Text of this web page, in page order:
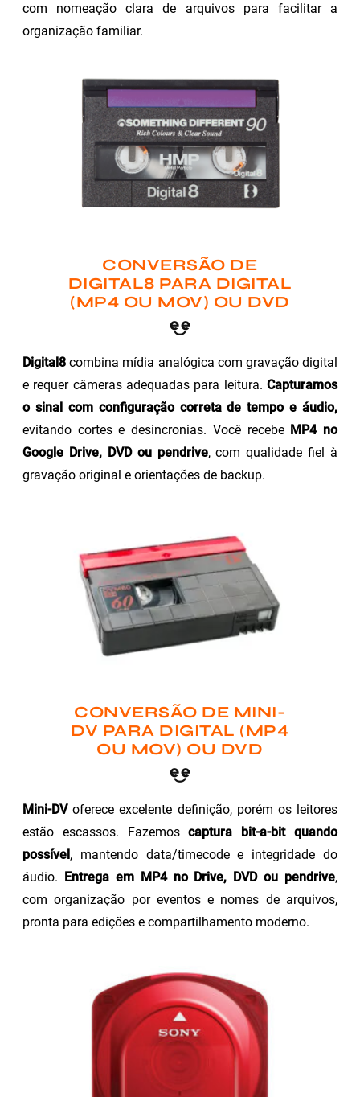
com nomeação clara de arquivos para facilitar a
organização familiar.
CONVERSÃO DE
DIGITAL8 PARA DIGITAL
(MP4 OU MOV) OU DVD
Digital8 combina mídia analógica com gravação digital
e requer câmeras adequadas para leitura. Capturamos
o sinal com configuração correta de tempo e áudio,
evitando cortes e desincronias. Você recebe MP4 no
Google Drive, DVD ou pendrive, com qualidade fiel à
gravação original e orientações de backup.
CONVERSÃO DE MINI-
DV PARA DIGITAL (MP4
OU MOV) OU DVD
Mini-DVoferece excelente definição, porém os leitores
estão escassos. Fazemoscaptura bit-a-bit quando
possível, mantendo data/timecode e integridade do
áudio. Entrega em MP4 no Drive, DVD ou pendrive,
com organização por eventos e nomes de arquivos,
pronta para edições e compartilhamento moderno.